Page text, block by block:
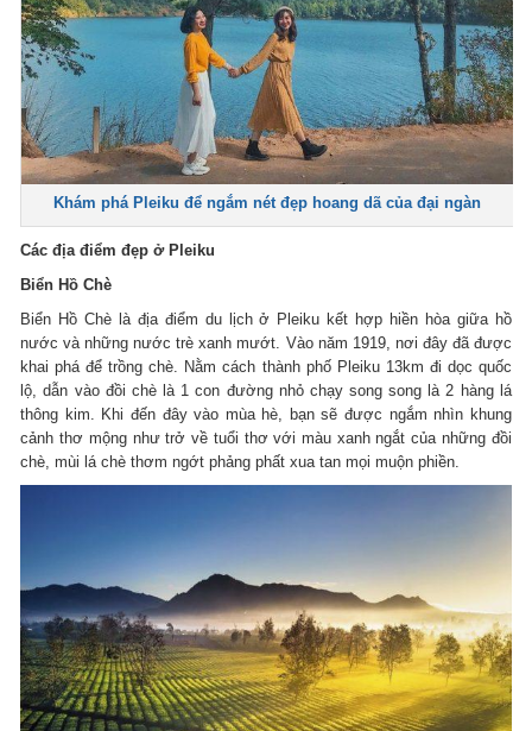
Khám phá Pleiku để ngắm nét đẹp hoang dã của đại ngàn
Các địa điểm đẹp ở Pleiku
Biển Hồ Chè
Biển Hồ Chè là địa điểm du lịch ở Pleiku kết hợp hiền hòa giữa hồ
nước và những nước trè xanh mướt. Vào năm 1919, nơi đây đã được
khai phá để trồng chè. Nằm cách thành phố Pleiku 13km đi dọc quốc
lộ, dẫn vào đồi chè là 1 con đường nhỏ chạy song song là 2 hàng lá
thông kim. Khi đến đây vào mùa hè, bạn sẽ được ngắm nhìn khung
cảnh thơ mộng như trở về tuổi thơ với màu xanh ngắt của những đồi
chè, mùi lá chè thơm ngớt phảng phất xua tan mọi muộn phiền.